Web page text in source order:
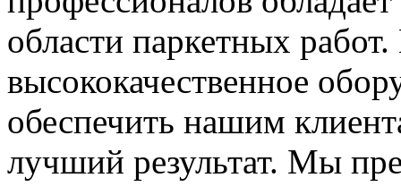
области паркетных
высококачественное
обеспечить нашим
лучший результат. Мы